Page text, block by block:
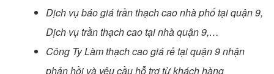
Dịch vụ báo giá trần thạch cao nhà phố tại quận 9,
Dịch vụ trần thạch cao tại nhà quận 9,…
Công Ty Làm thạch cao giá rẻ tại quận 9 nhận
phản hồi và yêu cầu hỗ trợ từ khách hàng